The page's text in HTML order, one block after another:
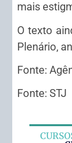
mais
O texto
Plenário,
Fonte:
Fonte: STJ